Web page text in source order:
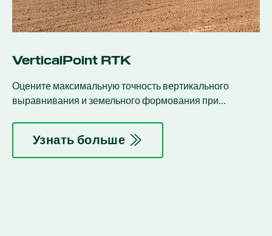
VerticalPoint RTK
Оцените максимальную точность вертикального
выравнивания и земельного формования при
Узнать больше